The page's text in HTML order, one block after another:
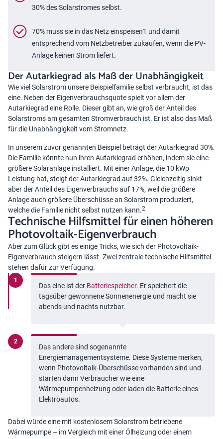
30% des Solarstromes selbst.
70% muss sie in das Netz einspeisen1 und damit
entsprechend vom Netzbetreiber zukaufen, wenn die PV-
Anlage keinen Strom liefert.
Der Autarkiegrad als Maß der Unabhängigkeit
Wie viel Solarstrom unsere Beispielfamilie selbst verbraucht, ist das
eine. Neben der Eigenverbrauchsquote spielt vor allem der
Autarkiegrad eine Rolle. Dieser gibt an, wie groß der Anteil des
Solarstroms am gesamten Stromverbrauch ist. Er ist also das Maß
für die Unabhängigkeit vom Stromnetz.
In unserem zuvor genannten Beispiel beträgt der Autarkiegrad 30%.
Die Familie könnte nun ihren Autarkiegrad erhöhen, indem sie eine
größere Solaranlage installiert. Mit einer Anlage, die 10 kWp
Leistung hat, steigt der Autarkiegrad auf 32%. Gleichzeitig sinkt
aber der Anteil des Eigenverbrauchs auf 17%, weil die größere
Anlage auch größere Überschüsse an Solarstrom produziert,
welche die Familie nicht selbst nutzen kann.2
Technische Hilfsmittel für einen höheren
Photovoltaik-Eigenverbrauch
Aber zum Glück gibt es einige Tricks, wie sich der Photovoltaik-
Eigenverbrauch steigern lässt. Zwei zentrale technische Hilfsmittel
stehen dafür zur Verfügung.
Das eine ist der Batteriespeicher. Er speichert die
tagsüber gewonnene Sonnenenergie und macht sie
abends und nachts nutzbar.
Das andere sind sogenannte
Energiemanagementsysteme. Diese Systeme merken,
wenn Photovoltaik-Überschüsse vorhanden sind und
starten dann Verbraucher wie eine
Wärmepumpenheizung oder laden die Batterie eines
Elektroautos.
Dabei würde eine mit kostenlosem Solarstrom betriebene
Wärmepumpe – im Vergleich mit einer Ölheizung oder einem